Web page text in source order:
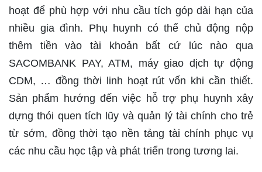
hoạt để phù hợp với nhu cầu tích góp dài hạn của
nhiều gia đình. Phụ huynh có thể chủ động nộp
thêm tiền vào tài khoản bất cứ lúc nào qua
SACOMBANK PAY, ATM, máy giao dịch tự động
CDM, … đồng thời linh hoạt rút vốn khi cần thiết.
Sản phẩm hướng đến việc hỗ trợ phụ huynh xây
dựng thói quen tích lũy và quản lý tài chính cho trẻ
từ sớm, đồng thời tạo nền tảng tài chính phục vụ
các nhu cầu học tập và phát triển trong tương lai.